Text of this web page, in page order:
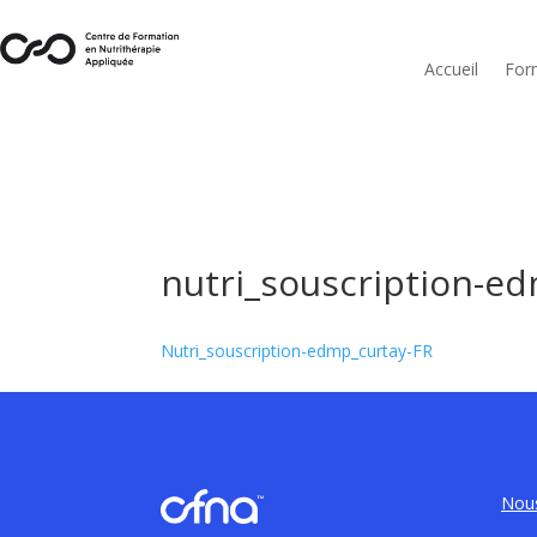
Accueil
nutri_souscription-
Nutri_souscription-edmp_curtay-FR